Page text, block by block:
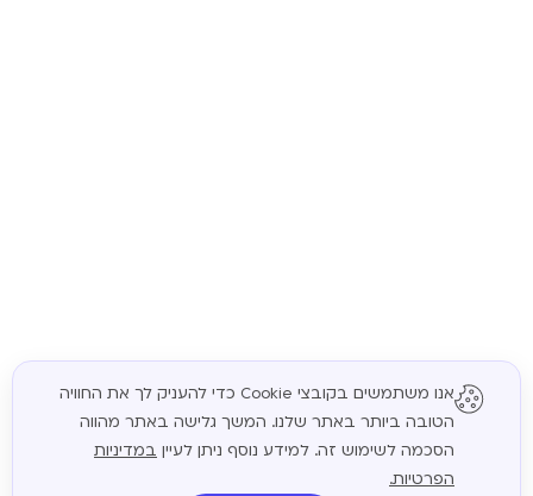
המשך
אנו משתמשים בקובצי Cookie כדי להעניק לך את החוויה
הטובה ביותר באתר שלנו. המשך גלישה באתר מהווה
הסכמה לשימוש זה. למידע נוסף ניתן לעיין במדיניות
הפרטיות.